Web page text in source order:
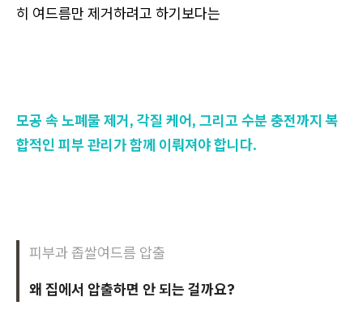
히 여드름만 제거하려고 하기보다는
모공 속 노폐물 제거, 각질 케어, 그리고 수분 충전까지 복
합적인 피부 관리가 함께 이뤄져야 합니다.
피부과 좁쌀여드름 압출
왜 집에서 압출하면 안 되는 걸까요?